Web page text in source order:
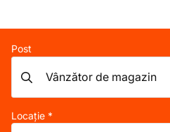
Post
Locație *